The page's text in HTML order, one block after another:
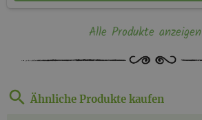
Alle Produkte anzeigen
Ähnliche Produkte kaufen